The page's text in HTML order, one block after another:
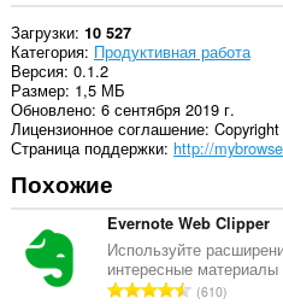
Загрузки 10 527
Категория Продуктивная работа
Версия 0.1.2
Размер 1,5 МБ
Обновлено 6 сентября 2019 г.
Лицензионное соглашение
Страница поддержки http://
Похожие
Evernote Web Clipper
Используйте
интересные
В610